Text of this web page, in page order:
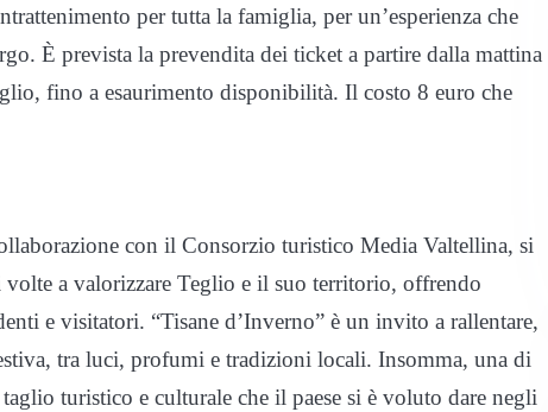
per tutta la famiglia, per un’esperienza che
È prevista la prevendita dei ticket a partire dalla mattina
fino a esaurimento disponibilità. Il costo 8 euro che
con il Consorzio turistico Media Valtellina, si
a valorizzare Teglio e il suo territorio, offrendo
e visitatori. “Tisane d’Inverno” è un invito a rallentare,
tra luci, profumi e tradizioni locali. Insomma, una di
turistico e culturale che il paese si è voluto dare negli